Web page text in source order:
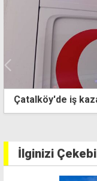
Çatalköy'de iş
İlginizi